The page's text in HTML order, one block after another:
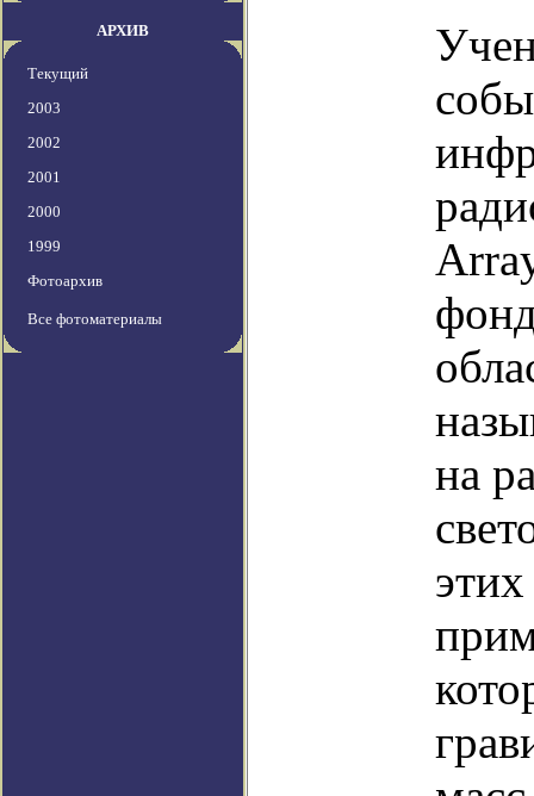
АРХИВ
Текущий
2003
2002
2001
2000
1999
Фотоархив
Все фотоматериалы
на